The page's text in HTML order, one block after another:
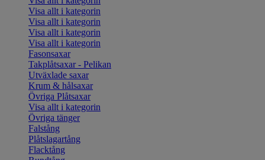
Visa allt i kategorin
Visa allt i kategorin
Visa allt i kategorin
Visa allt i kategorin
Fasonsaxar
Takplåtsaxar - Pelikan
Utväxlade saxar
Krum & hålsaxar
Övriga Plåtsaxar
Visa allt i kategorin
Övriga tänger
Falstång
Plåtslagartång
Flacktång